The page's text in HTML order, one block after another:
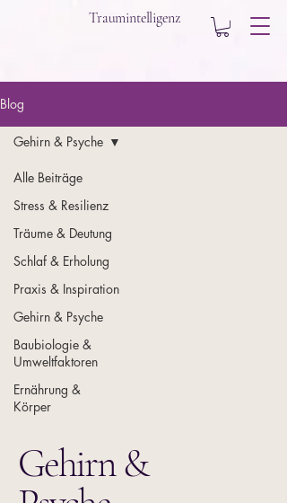
Traumintelligenz
Blog
Alle Beiträge
Stress & Resilienz
Träume & Deutung
Schlaf & Erholung
Praxis & Inspiration
Gehirn & Psyche
Baubiologie &
Umweltfaktoren
Ernährung &
Körper
Gehirn & Psyche
Gehirn &